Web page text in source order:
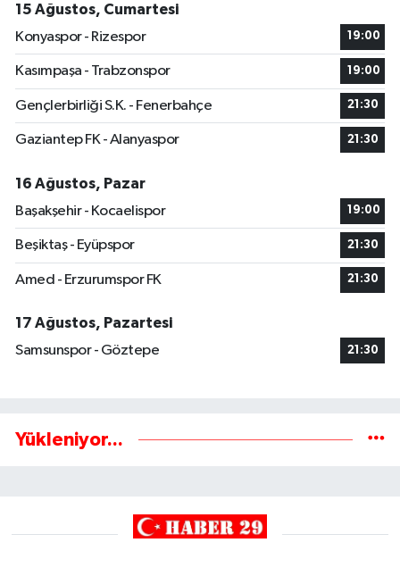
15 Ağustos, Cumartesi
Konyaspor - Rizespor
19:00
Kasımpaşa - Trabzonspor 19:00
Gençlerbirliği S.K. - Fenerbahçe 21:30
Gaziantep FK - Alanyaspor 21:30
16 Ağustos, Pazar
Başakşehir - Kocaelispor
19:00
Beşiktaş - Eyüpspor 21:30
Amed - Erzurumspor FK 21:30
17 Ağustos, Pazartesi
Samsunspor - Göztepe
21:30
Yükleniyor...